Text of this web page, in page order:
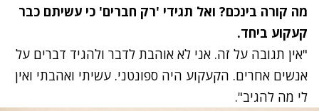
מה קורה בינכם? ואל תגידי 'רק חברים' כי עשיתם כבר
קעקוע ביחד.
"אין תגובה על זה. אני לא אוהבת לדבר ולהגיד דברים על
אנשים אחרים. הקעקוע היה ספונטני. עשיתי ואהבתי ואין
לי מה להגיב".